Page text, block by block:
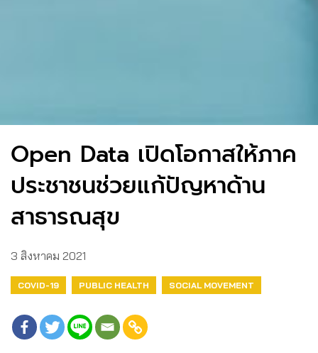
Open Data เปิดโอกาสให้ภาค
ประชาชนช่วยแก้ปัญหาด้าน
สาธารณสุข
3 สิงหาคม 2021
COVID-19 PUBLIC HEALTH SOCIAL MOVEMENT